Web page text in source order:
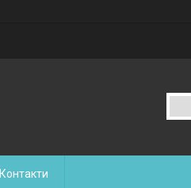
Контакти